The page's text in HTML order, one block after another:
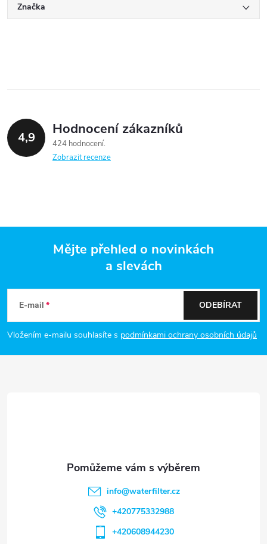
Značka
4,9 Hodnocení zákazníků
424 hodnocení
Zobrazit recenze
p
a
Mějte přehled o novinkách
a slevách
E-mail
Vložením e-mailu souhlasíte s podmínkami ochrany osobních údajů
ODEBÍRAT
info@waterfilter.cz
+420775332988
+420608944230